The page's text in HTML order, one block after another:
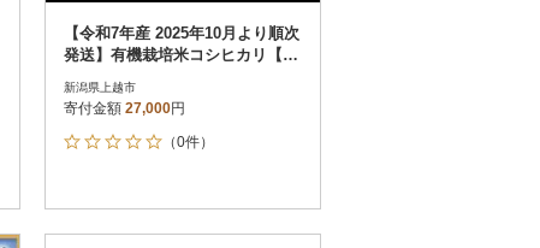
【令和7年産 2025年10月より順次
発送】有機栽培米コシヒカリ【無
新潟県上越市
寄付金額 27,000円
（0件）